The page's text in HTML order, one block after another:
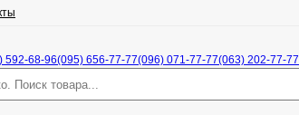
592-68-96(095) 656-77-77(096) 071-77-77(063) 202-77-77